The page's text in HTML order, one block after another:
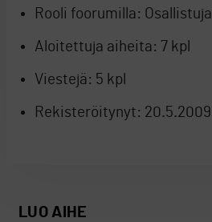
Rooli foorumilla: Osallistuja
Aloitettuja aiheita: 7 kpl
Viestejä: 5 kpl
Rekisteröitynyt: 20.5.2009
LUO AIHE